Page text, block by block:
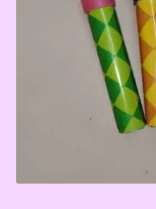
Terms & Conditions